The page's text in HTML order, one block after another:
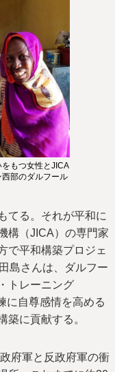
もつ女性とJICA
部のダルフール
てる。それが平和に
構（JICA）の専門家
で平和構築プロジェ
島さんは、ダルフー
トレーニング
に自尊感情を高める
築に貢献する。
府軍と反政府軍の衝